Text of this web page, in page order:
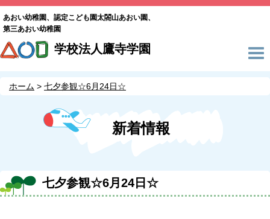
あおい幼稚園、認定こども園太閤山あおい園、
第三あおい幼稚園
学校法人鷹寺学園
ホーム 七夕参観☆6月24日☆
新着情報
七夕参観☆6月24日☆